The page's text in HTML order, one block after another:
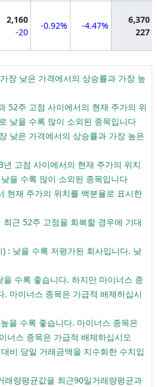
2,160
-20
-0.92% -4.47%
6,370
227
장 낮은 가격에서의 상승률과 가장 높
52주 고점 사이에서의 현재 주가의 위
낮을 수록 많이 소외된 종목입니다
낮은 가격에서의 상승률과 가장 높은
고점 사이에서의 현재 주가의 위치
을 수록 많이 소외된 종목입니다
현재 주가의 위치를 백분율로 표시한
근 52주 고점을 회복할 경우에 기대
: 낮을 수록 저평가된 회사입니다. 낮
을 수록 좋습니다. 하지만 마이너스 종
. 마이너스 종목은 가급적 배제하십시
을 수록 좋습니다. 마이너스 종목은
너스 종목은 가급적 배제하십시오
비 당일 거래금액을 지수화한 수치입
래량평균값을 최근90일거래량평균과